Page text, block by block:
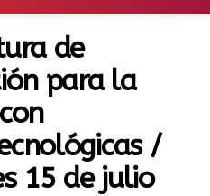
de
para la
/
15 de julio